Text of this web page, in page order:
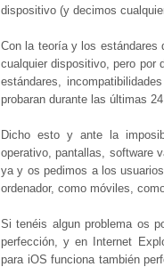
dispositivo (y decimos
Con la teoría y los estándares
cualquier dispositivo, pero por
estándares,
probaran durante las últimas
Dicho esto y ante la
operativo, pantallas, software
ya y os pedimos a los
ordenador, como móviles,
Si tenéis algun problema os
perfección, y en Internet
para iOS funciona también